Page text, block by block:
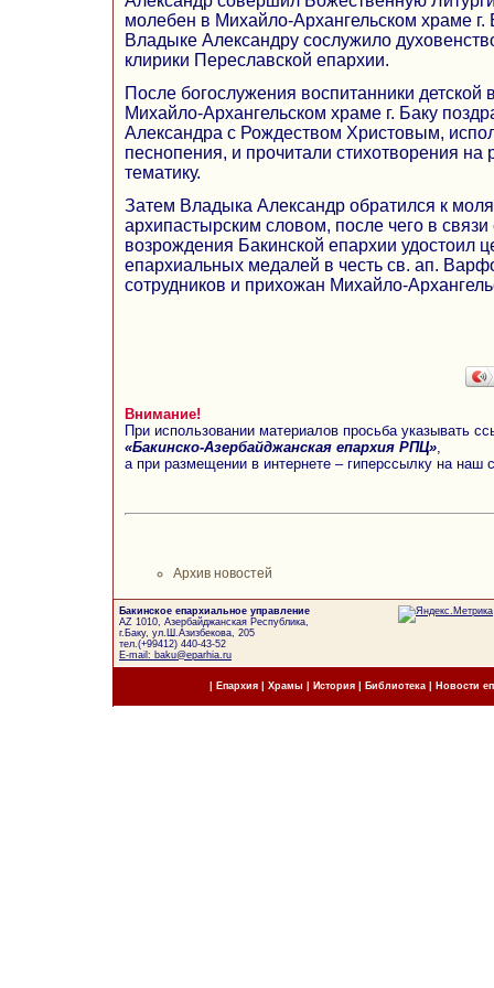
молебен в Михайло-Архангельском храме г.
Владыке Александру сослужило
клирики Переславской епархии.
После богослужения воспитанники
Михайло-Архангельском храме г. Баку
Александра с Рождеством Христовым,
песнопения, и прочитали стихотворения на
тематику.
Затем Владыка Александр обратился к
архипастырским словом, после чего в связи
возрождения Бакинской епархии удостоил
епархиальных медалей в честь св. ап.
сотрудников и прихожан Михайло-
Внимание!
При использовании материалов просьба указывать
«Бакинско-Азербайджанская епархия РПЦ»
а при размещении в интернете – гиперссылку на наш
Архив новостей
Бакинское епархиальное управление
AZ 1010, Азербайджанская Республика,
г.Баку, ул.Ш.Азизбекова, 205
тел.(+99412) 440-43-52
E-mail: baku@eparhia.ru
Епархия| Храмы История| Библиотека Новости